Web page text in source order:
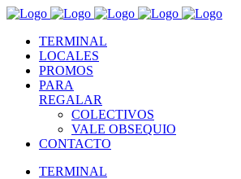
TERMINAL
LOCALES
PROMOS
PARA
REGALAR
COLECTIVOS
VALE OBSEQUIO
CONTACTO
TERMINAL